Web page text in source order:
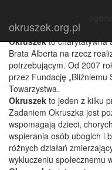
okruszek.org.pl
1. Co to jest
Okruszekto charytatywna
Brata Alberta na rzecz
potrzebującym. Od 2007
przez Fundację
Towarzystwa.
Okruszek to jeden z kilku
Zadaniem Okruszka jest
wspomagają dzieci,
wspierania osób ubogich i
różnych działań
wykluczeniu społecznemu